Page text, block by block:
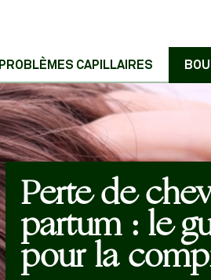
PROBLÈMES CAPILLAIRES
Perte de
partum : le
pour la